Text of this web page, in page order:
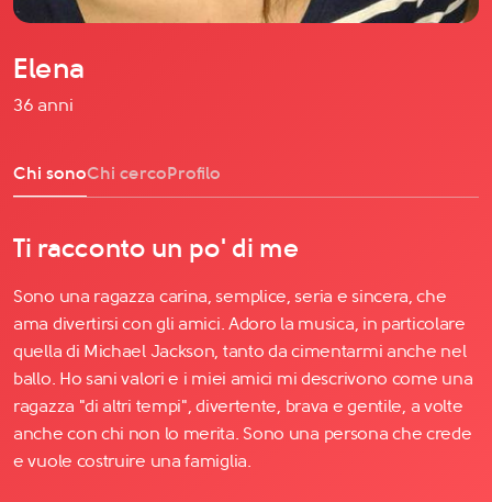
YouTube
Instagram
TikTok
Elena
36 anni
Chi sonoChi cercoProfilo
Ti racconto un po' di me
Sono una ragazza carina, semplice, seria e sincera, che
ama divertirsi con gli amici. Adoro la musica, in particolare
quella di Michael Jackson, tanto da cimentarmi anche nel
ballo. Ho sani valori e i miei amici mi descrivono come una
ragazza "di altri tempi", divertente, brava e gentile, a volte
anche con chi non lo merita. Sono una persona che crede
e vuole costruire una famiglia.